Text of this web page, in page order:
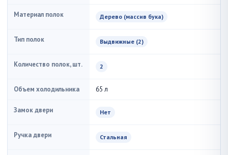
Материал полок Дерево (массив бука)
Тип полок Выдвижные (2)
Количество полок, шт. 2
Объем холодильника 65 л
Замок двери Нет
Ручка двери Стальная